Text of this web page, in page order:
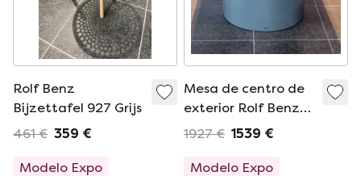
Rolf Benz
Bijzettafel 927 Grijs
461 € 359 €
Modelo Expo
Mesa de centro de
exterior Rolf Benz
Yoko H29
1927 € 1539 €
Modelo Expo